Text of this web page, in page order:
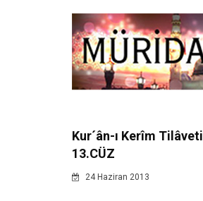
Kur´ân-ı Kerîm Tilâveti
13.CÜZ
24 Haziran 2013